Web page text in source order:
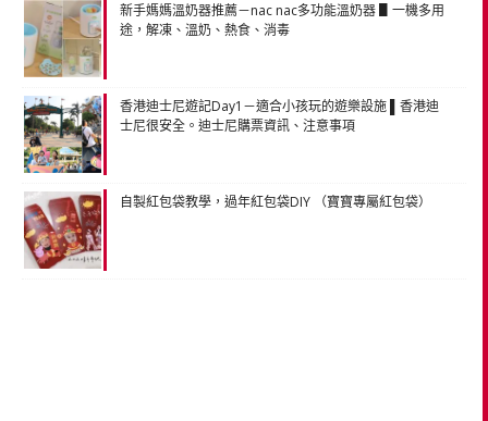
新手媽媽溫奶器推薦－nac nac多功能溫奶器 ▋一機多用
途，解凍、溫奶、熱食、消毒
香港迪士尼遊記Day1－適合小孩玩的遊樂設施 ▌香港迪
士尼很安全。迪士尼購票資訊、注意事項
自製紅包袋教學，過年紅包袋DIY （寶寶專屬紅包袋）